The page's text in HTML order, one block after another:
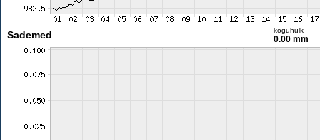
Sademed koguhulk
0.00 mm